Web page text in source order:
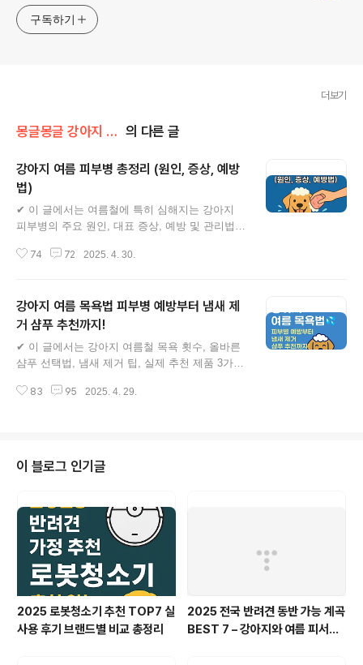
구독하기
몽글몽글 강아지 다양한 정보 💕 의 다른 글
더보기
강아지 여름 피부병 총정리 (원인, 증상, 예방
법)
✔ 이 글에서는 여름철에 특히 심해지는 강아지
피부병의 주요 원인, 대표 증상, 예방 및 관리법을
피부병 총정리 (원인, 증상, 예방법)기온과 습도가
가장 먼저 노출되는 기관으로, 강아지의 피부는
사람보다 훨씬 얇고 민감합니다. 여름철에는 세균
번식, 곰팡이, 알레르기, 벌레 물림 등 다양한 요
인으로 인해 피부병이 발생하거나 악화되기 쉬운
데요. 이 글에서는 실제 임상 사례와 수의사 가이
드를 바탕으로 강아지 여름 피부병의 모든 것을
74 72 2025. 4. 30.
강아지 여름 목욕법 피부병 예방부터 냄새 제
거 샴푸 추천까지!
✔ 이 글에서는 강아지 여름철 목욕 횟수, 올바른
샴푸 선택법, 냄새 제거 팁, 실제 추천 제품 3가지
예방부터 냄새 제거 샴푸 추천까지!여름철이 되면
한 시기입니다. 올바른 목욕 루틴과 제품 선택만
으로도 이러한 문제를 효과적으로 예방할 수 있습
샴푸 추천, 그리고 자주 묻는 질문까지 5,000자
이상의 내용으로 꼼꼼히 안내드립니다. 📌 포스팅
핵심 요약 ✅ 여름철 강아지 목욕 적정 빈도는? ✅
피부병 예방을 위한 올바른 목욕 순서 ✅ 여름철
83 95 2025. 4. 29.
이 블로그 인기글
2025 로봇청소기 추천 TOP7 실
사용 후기 브랜드별 비교 총정리
2025 전국 반려견 동반 가능 계곡
BEST 7 – 강아지와 여름 피서지